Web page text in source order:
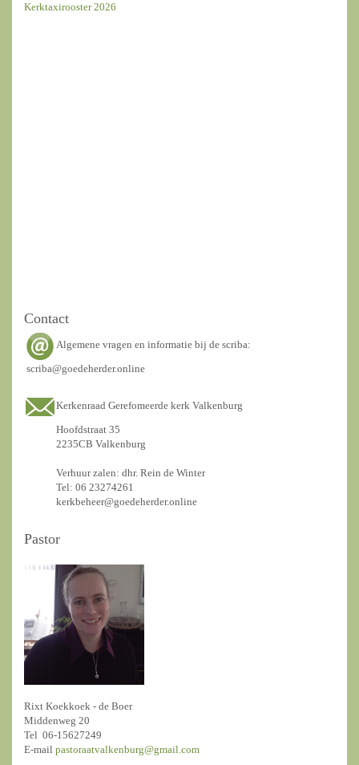
Kerktaxirooster 2026
Contact
Algemene vragen en informatie bij de scriba:
scriba@goedeherder.online
Kerkenraad Gerefomeerde kerk Valkenburg
Hoofdstraat 35
2235CB Valkenburg
Verhuur zalen: dhr. Rein de Winter
Tel: 06 23274261
kerkbeheer@goedeherder.online
Pastor
Rixt Koekkoek - de Boer
Middenweg 20
Tel 06-15627249
E-mail pastoraatvalkenburg@gmail.com